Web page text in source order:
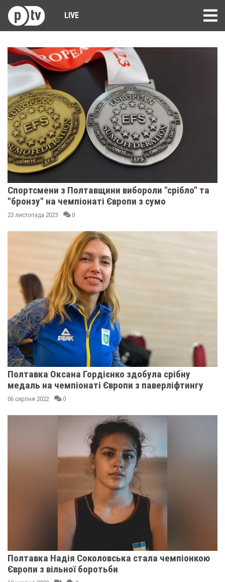
LIVE
Спортсмени з Полтавщини вибороли "срібло" та
"бронзу" на чемпіонаті Європи з сумо
23 листопада 2023 0
Полтавка Оксана Гордієнко здобула срібну
медаль на чемпіонаті Європи з паверліфтингу
06 серпня 2022 0
Полтавка Надія Соколовська стала чемпіонкою
Європи з вільної боротьби